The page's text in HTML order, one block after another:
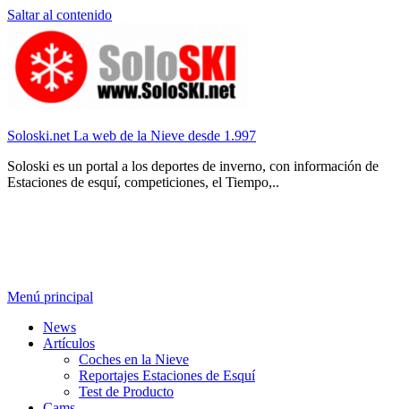
Saltar al contenido
Soloski.net La web de la Nieve desde 1.997
Soloski es un portal a los deportes de inverno, con información de
Estaciones de esquí, competiciones, el Tiempo,..
Menú principal
News
Artículos
Coches en la Nieve
Reportajes Estaciones de Esquí
Test de Producto